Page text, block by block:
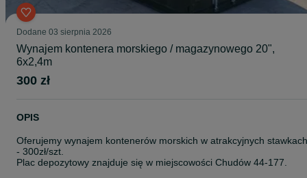
Dodane 03 sierpnia 2026
Wynajem kontenera morskiego / magazynowego 20",
6x2,4m
300 zł
OPIS
Oferujemy wynajem kontenerów morskich w atrakcyjnych stawkach
- 300zł/szt.
Plac depozytowy znajduje się w miejscowości Chudów 44-177.